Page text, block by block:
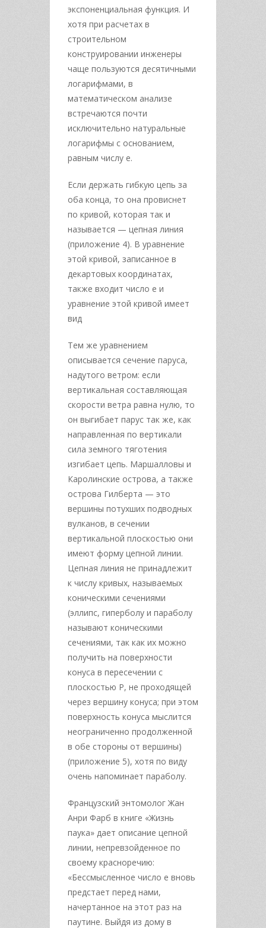
экспоненциальная функция. И
хотя при расчетах в
строительном
конструировании инженеры
чаще пользуются десятичными
логарифмами, в
математическом анализе
встречаются почти
исключительно натуральные
логарифмы с основанием,
равным числу е.
Если держать гибкую цепь за
оба конца, то она провиснет
по кривой, которая так и
называется — цепная линия
(приложение 4). В уравнение
этой кривой, записанное в
декартовых координатах,
также входит число е и
уравнение этой кривой имеет
вид
Тем же уравнением
описывается сечение паруса,
надутого ветром: если
вертикальная составляющая
скорости ветра равна нулю, то
он выгибает парус так же, как
направленная по вертикали
сила земного тяготения
изгибает цепь. Маршалловы и
Каролинские острова, а также
острова Гилберта — это
вершины потухших подводных
вулканов, в сечении
вертикальной плоскостью они
имеют форму цепной линии.
Цепная линия не принадлежит
к числу кривых, называемых
коническими сечениями
(эллипс, гиперболу и параболу
называют коническими
сечениями, так как их можно
получить на поверхности
конуса в пересечении с
плоскостью Р, не проходящей
через вершину конуса; при этом
поверхность конуса мыслится
неограниченно продолженной
в обе стороны от вершины)
(приложение 5), хотя по виду
очень напоминает параболу.
Французский энтомолог Жан
Анри Фарб в книге «Жизнь
паука» дает описание цепной
линии, непревзойденное по
своему красноречию:
«Бессмысленное число е вновь
предстает перед нами,
начертанное на этот раз на
паутине. Выйдя из дому в